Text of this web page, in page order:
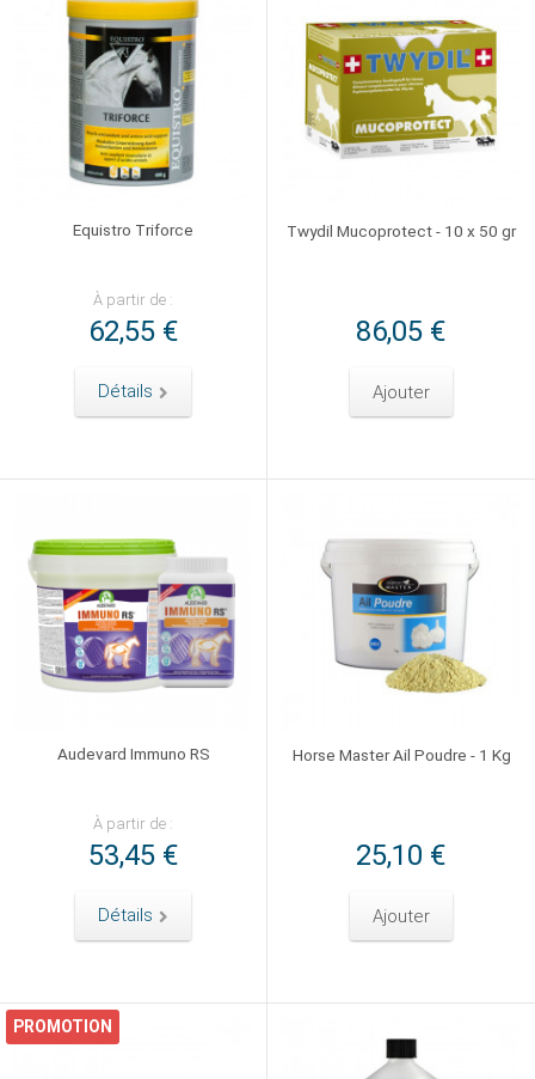
Equistro Triforce
À partir de :
62,55 €
Détails
Twydil Mucoprotect - 10 x 50 gr
86,05 €
Ajouter
Audevard Immuno RS
À partir de :
53,45 €
Détails
Horse Master Ail Poudre - 1 Kg
25,10 €
Ajouter
PROMOTION